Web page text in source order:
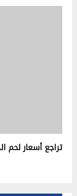
تراجع أسعار لحم